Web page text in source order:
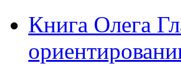
Книга Олега